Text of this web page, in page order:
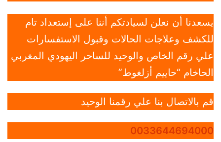
يسعدنا أن نعلن لسيادتكم أننا على إستعداد تام
للكشف وعلاجات الحالات وقبول الاستفسارات
علي رقم الخاص والوحيد للساحر اليهودي المغربي
الحاخام “حاييم أزلغوط”
قم بالاتصال بنا علي رقمنا الوحيد
0033644694000